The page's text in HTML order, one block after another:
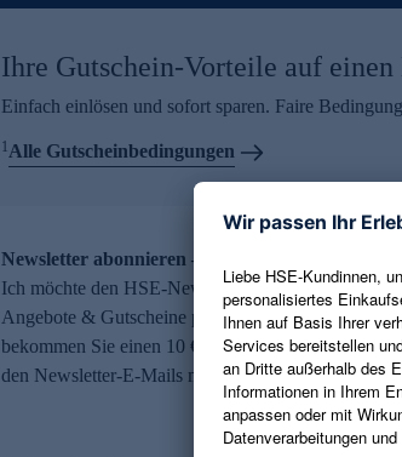
Ihre Gutschein-Vorteile auf
Einfach einlösen und sofort sparen. Faire
1Alle Gutscheinbedingungen
Newsletter abonnieren – 10 € Gutschein erhalten
Ich möchte den HSE-Newsletter abonnieren und
Angebote & Gutscheine per E-Mail erhalten. Als
bekommen Sie einen 10 € Gutschein. Eine
den Newsletter-E-Mails möglich.